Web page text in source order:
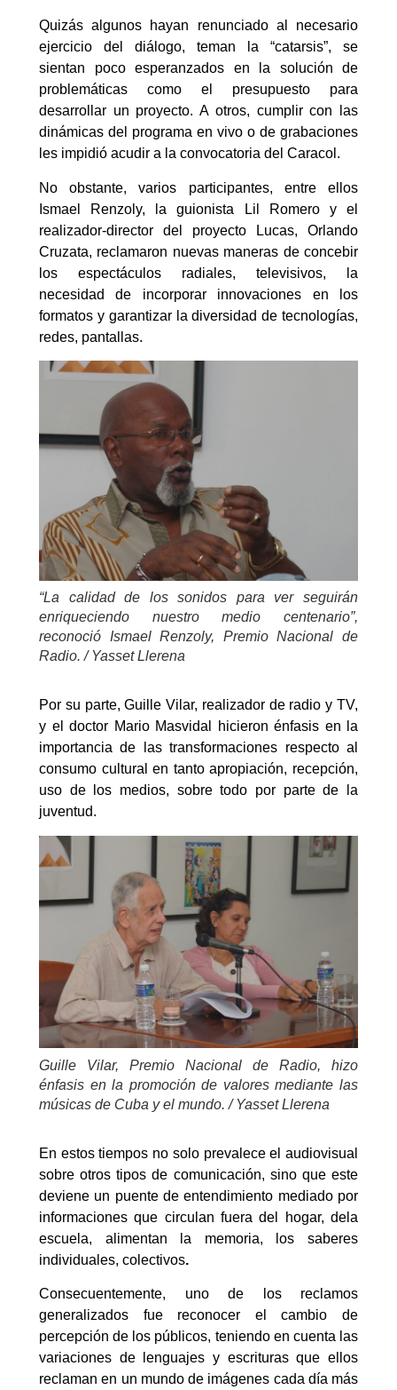
Quizás algunos hayan renunciado al necesario
ejercicio del diálogo, teman la “catarsis”, se
sientan poco esperanzados en la solución de
problemáticas como el presupuesto para
desarrollar un proyecto. A otros, cumplir con las
dinámicas del programa en vivo o de grabaciones
les impidió acudir a la convocatoria del Caracol.
No obstante, varios participantes, entre ellos
Ismael Renzoly, la guionista Lil Romero y el
realizador-director del proyecto Lucas, Orlando
Cruzata, reclamaron nuevas maneras de concebir
los espectáculos radiales, televisivos, la
necesidad de incorporar innovaciones en los
formatos y garantizar la diversidad de tecnologías,
redes, pantallas.
“La calidad de los sonidos para ver seguirán
enriqueciendo nuestro medio centenario”,
reconoció Ismael Renzoly, Premio Nacional de
Radio. / Yasset Llerena
Por su parte, Guille Vilar, realizador de radio y TV,
y el doctor Mario Masvidal hicieron énfasis en la
importancia de las transformaciones respecto al
consumo cultural en tanto apropiación, recepción,
uso de los medios, sobre todo por parte de la
juventud.
Guille Vilar, Premio Nacional de Radio, hizo
énfasis en la promoción de valores mediante las
músicas de Cuba y el mundo. / Yasset Llerena
En estos tiempos no solo prevalece el audiovisual
sobre otros tipos de comunicación, sino que este
deviene un puente de entendimiento mediado por
informaciones que circulan fuera del hogar, dela
escuela, alimentan la memoria, los saberes
individuales, colectivos.
Consecuentemente, uno de los reclamos
generalizados fue reconocer el cambio de
percepción de los públicos, teniendo en cuenta las
variaciones de lenguajes y escrituras que ellos
reclaman en un mundo de imágenes cada día más